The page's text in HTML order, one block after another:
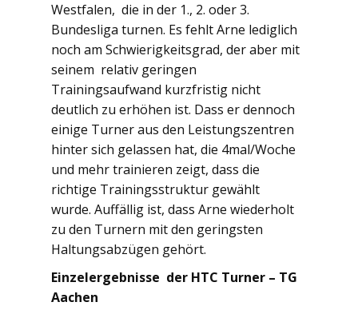
Westfalen, die in der 1., 2. oder 3.
Bundesliga turnen. Es fehlt Arne lediglich
noch am Schwierigkeitsgrad, der aber mit
seinem relativ geringen
Trainingsaufwand kurzfristig nicht
deutlich zu erhöhen ist. Dass er dennoch
einige Turner aus den Leistungszentren
hinter sich gelassen hat, die 4mal/Woche
und mehr trainieren zeigt, dass die
richtige Trainingsstruktur gewählt
wurde. Auffällig ist, dass Arne wiederholt
zu den Turnern mit den geringsten
Haltungsabzügen gehört.
Einzelergebnisse der HTC Turner – TG
Aachen